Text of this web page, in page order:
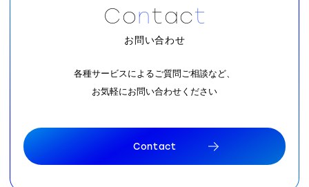
Contact
お問い合わせ
各種サービスによるご質問ご相談など、
お気軽にお問い合わせください
Contact